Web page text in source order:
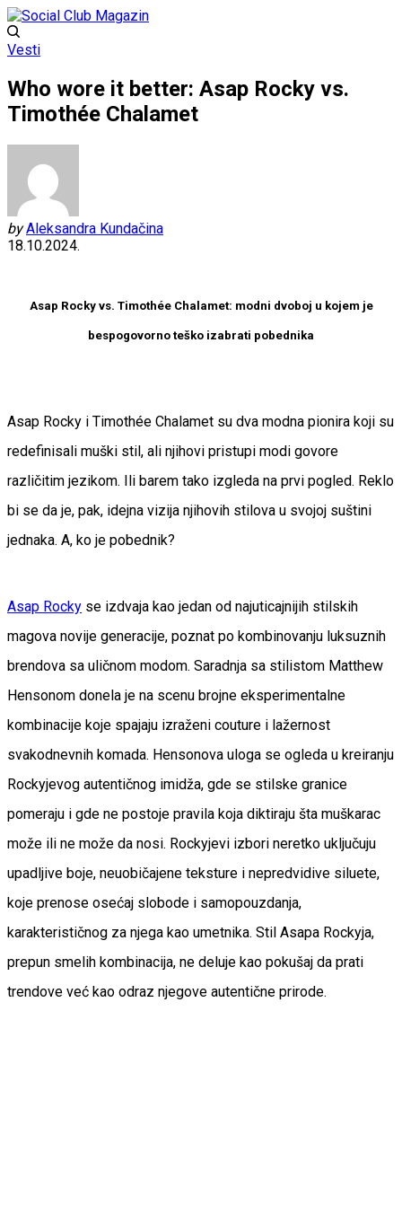
Vesti
Who wore it better: Asap Rocky vs.
Timothée Chalamet
by Aleksandra Kundačina
18.10.2024.
Asap Rocky vs. Timothée Chalamet: modni dvoboj u kojem je
bespogovorno teško izabrati pobednika
Asap Rocky i Timothée Chalamet su dva modna pionira koji su
redefinisali muški stil, ali njihovi pristupi modi govore
različitim jezikom. Ili barem tako izgleda na prvi pogled. Reklo
bi se da je, pak, idejna vizija njihovih stilova u svojoj suštini
jednaka. A, ko je pobednik?
Asap Rocky se izdvaja kao jedan od najuticajnijih stilskih
magova novije generacije, poznat po kombinovanju luksuznih
brendova sa uličnom modom. Saradnja sa stilistom Matthew
Hensonom donela je na scenu brojne eksperimentalne
kombinacije koje spajaju izraženi couture i lažernost
svakodnevnih komada. Hensonova uloga se ogleda u kreiranju
Rockyjevog autentičnog imidža, gde se stilske granice
pomeraju i gde ne postoje pravila koja diktiraju šta muškarac
može ili ne može da nosi. Rockyjevi izbori neretko uključuju
upadljive boje, neuobičajene teksture i nepredvidive siluete,
koje prenose osećaj slobode i samopouzdanja,
karakterističnog za njega kao umetnika. Stil Asapa Rockyja,
prepun smelih kombinacija, ne deluje kao pokušaj da prati
trendove već kao odraz njegove autentične prirode.